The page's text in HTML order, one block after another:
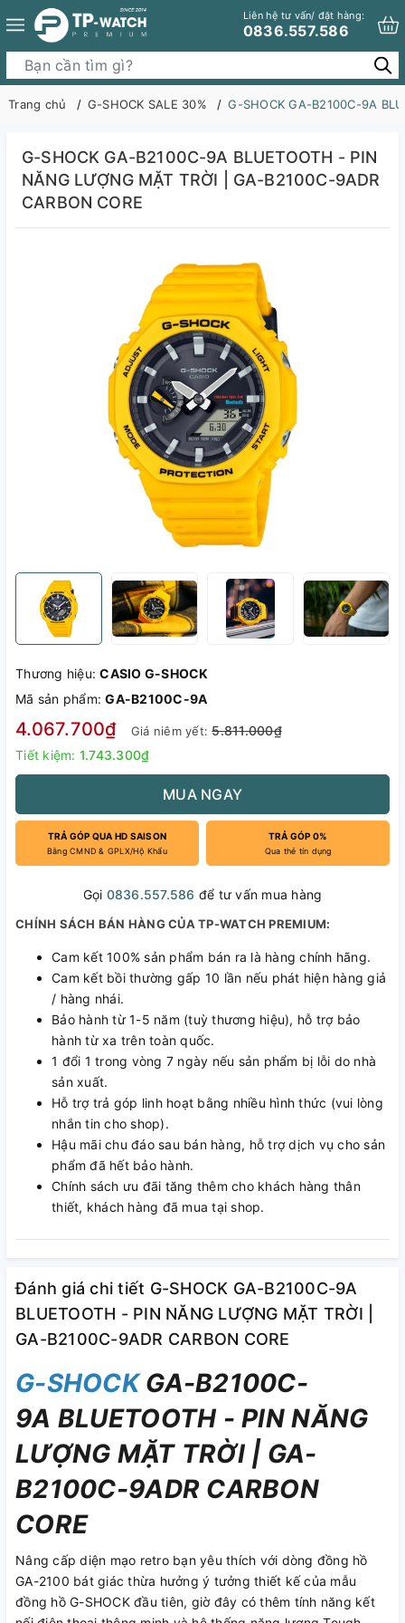
Liên hệ tư vấn/ đặt hàng:
0836.557.586
Trang chủ G-SHOCK SALE 30% G-SHOCK GA-B2100C-9A
G-SHOCK GA-B2100C-9A BLUETOOTH - PIN
NĂNG LƯỢNG MẶT TRỜI | GA-B2100C-9ADR
CARBON CORE
Thương hiệu:CASIO G-SHOCK
Mã sản phẩm:GA-B2100C-9A
4.067.700₫ Giá niêm yết:5.811.000₫
Tiết kiệm: 1.743.300₫
MUA NGAY
TRẢ GÓP QUA HD SAISON
Bằng CMND & GPLX/Hộ Khẩu
TRẢ GÓP 0%
Qua thẻ tín dụng
Gọi 0836.557.586 để tư vấn mua hàng
CHÍNH SÁCH BÁN HÀNG CỦA TP-WATCH PREMIUM:
Cam kết 100% sản phẩm bán ra là hàng chính hãng.
Cam kết bồi thường gấp 10 lần nếu phát hiện hàng giả
/ hàng nhái.
Bảo hành từ 1-5 năm (tuỳ thương hiệu), hỗ trợ bảo
hành từ xa trên toàn quốc.
1 đổi 1 trong vòng 7 ngày nếu sản phẩm bị lỗi do nhà
sản xuất.
Hỗ trợ trả góp linh hoạt bằng nhiều hình thức (vui lòng
nhắn tin cho shop).
Hậu mãi chu đáo sau bán hàng, hỗ trợ dịch vụ cho sản
phẩm đã hết bảo hành.
Chính sách ưu đãi tăng thêm cho khách hàng thân
thiết, khách hàng đã mua tại shop.
Đánh giá chi tiết G-SHOCK GA-B2100C-9A
BLUETOOTH - PIN NĂNG LƯỢNG MẶT TRỜI |
GA-B2100C-9ADR CARBON CORE
G-SHOCKGA-B2100C-
9A BLUETOOTH - PIN NĂNG
LƯỢNG MẶT TRỜI | GA-
B2100C-9ADR CARBON
CORE
Nâng cấp diện mạo retro bạn yêu thích với dòng đồng hồ
GA-2100 bát giác thừa hưởng ý tưởng thiết kế của mẫu
đồng hồ G-SHOCK đầu tiên, giờ đây có thêm tính năng kết